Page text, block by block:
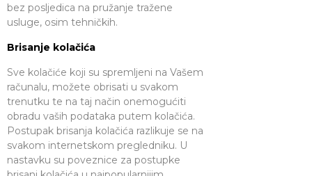
bez posljedica na pružanje tražene
usluge, osim tehničkih.
Brisanje kolačića
Sve kolačiće koji su spremljeni na Vašem
računalu, možete obrisati u svakom
trenutku te na taj način onemogućiti
obradu vaših podataka putem kolačića.
Postupak brisanja kolačića razlikuje se na
svakom internetskom pregledniku. U
nastavku su poveznice za postupke